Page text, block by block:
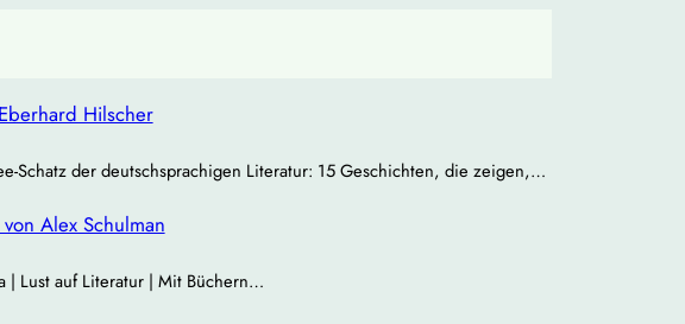
Hilscher
der deutschsprachigen Literatur: 15 Geschichten, die zeigen,…
Alex Schulman
Lust auf Literatur | Mit Büchern…